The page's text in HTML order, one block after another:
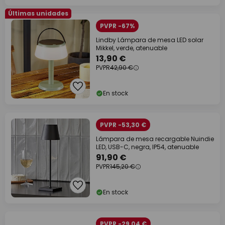
Últimas unidades
PVPR -67%
Lindby Lámpara de mesa LED solar
Mikkel, verde, atenuable
13,90 €
PVPR42,90 €
En stock
PVPR -53,30 €
Lámpara de mesa recargable Nuindie
LED, USB-C, negra, IP54, atenuable
91,90 €
PVPR145,20 €
En stock